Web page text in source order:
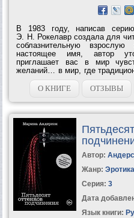
В 1983 году, написав
Э. Н. Рокелавр создала для
соблазнительную
настоящее имя, автор
приглашает вас в мир
желаний… в мир, где
полов, подчинении и
очарованием которого
О КНИГЕ ОТЗЫВЫ
Автор:
Жанр:
Серия: 3
Дата
Язык книги: